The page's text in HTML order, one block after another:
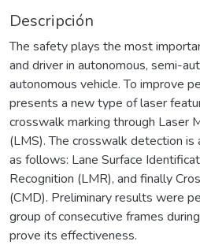
Descripción
The safety plays the most
and driver in autonomous, semi-
autonomous vehicle. To improve
presents a new type of laser
crosswalk marking through Laser
(LMS). The crosswalk detection is
as follows: Lane Surface
Recognition (LMR), and finally
(CMD). Preliminary results were
group of consecutive frames
prove its effectiveness.